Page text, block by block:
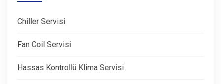
Chiller Servisi
Fan Coil Servisi
Hassas Kontrollü Klima Servisi